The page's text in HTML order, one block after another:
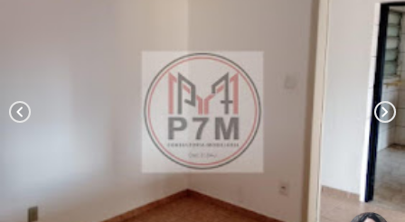
chevron_left chevron_right